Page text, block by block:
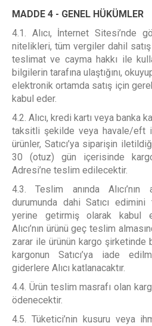
MADDE 4 - GENEL HÜKÜMLER
4.1. Alıcı, İnternet Sitesi’nde
nitelikleri, tüm vergiler dahil
teslimat ve cayma hakkı ile
bilgilerin tarafına ulaştığını,
elektronik ortamda satış için
kabul eder.
4.2. Alıcı, kredi kartı veya banka
taksitli şekilde veya havale/eft
ürünler, Satıcı’ya siparişin
30 (otuz) gün içerisinde
Adresi’ne teslim edilecektir.
4.3. Teslim anında Alıcı’nın
durumunda dahi Satıcı
yerine getirmiş olarak kabul
Alıcı’nın ürünü geç teslim
zarar ile ürünün kargo şirketinde
kargonun Satıcı’ya iade
giderlere Alıcı katlanacaktır.
4.4. Ürün teslim masrafı olan
ödenecektir.
4.5. Tüketici’nin kusuru veya